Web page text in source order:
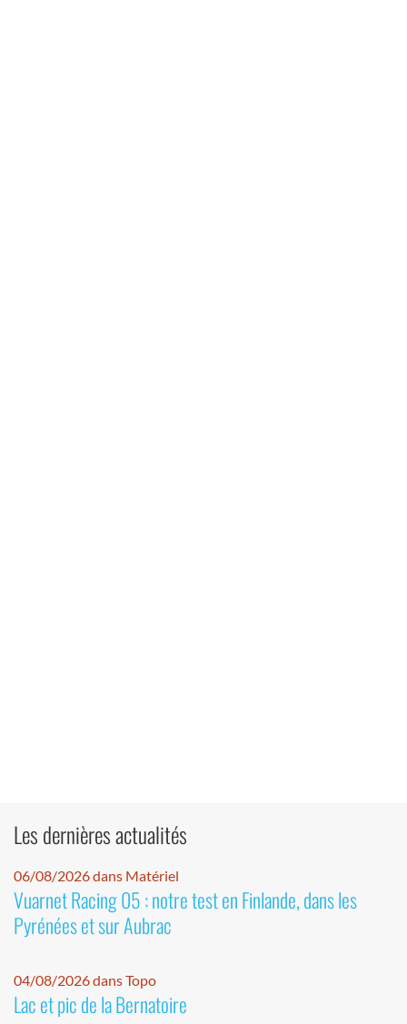
Les dernières actualités
06/08/2026 dans Matériel
Vuarnet Racing 05 : notre test en Finlande, dans les
Pyrénées et sur Aubrac
04/08/2026 dans Topo
Lac et pic de la Bernatoire